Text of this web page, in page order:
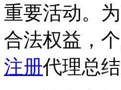
重要活动。
合法权益，
注册代理总